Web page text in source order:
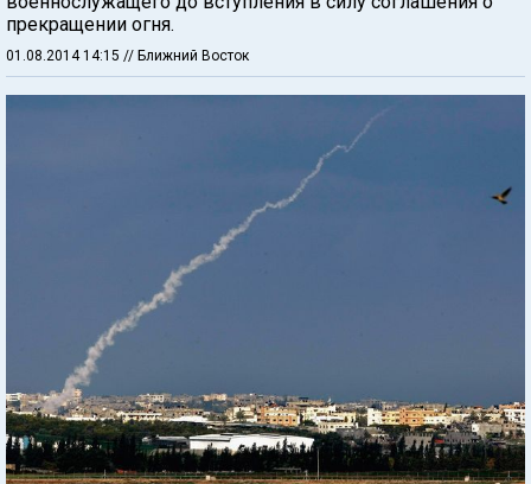
прекращении огня.
01.08.2014 14:15 // Ближний Восток